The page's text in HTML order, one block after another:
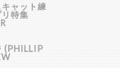
ャット練
特集
(PHILLIP